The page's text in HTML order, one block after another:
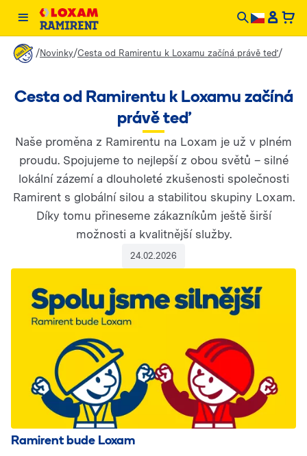
/Novinky/Cesta od Ramirentu k Loxamu začíná právě teď/
Cesta od Ramirentu k Loxamu začíná
právě teď
Naše proměna z Ramirentu na Loxam je už v plném
proudu. Spojujeme to nejlepší z obou světů – silné
lokální zázemí a dlouholeté zkušenosti společnosti
Ramirent s globální silou a stabilitou skupiny Loxam.
Díky tomu přineseme zákazníkům ještě širší
možnosti a kvalitnější služby.
24.02.2026
Ramirent bude Loxam